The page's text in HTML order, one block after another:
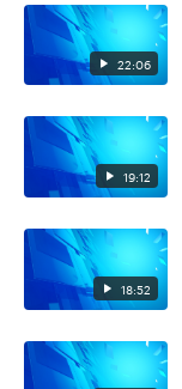
22:06
19:12
18:52